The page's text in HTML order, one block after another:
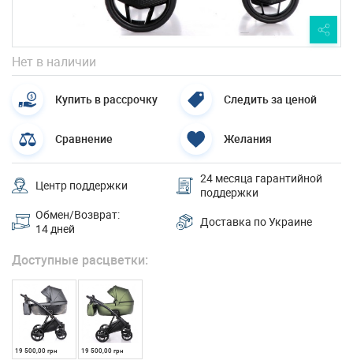
Нет в наличии
Купить в рассрочку Следить за ценой
Сравнение Желания
Центр поддержки
24 месяца гарантийной
поддержки
Обмен/Возврат:
14 дней
Доставка по Украине
Доступные расцветки:
19 500,00 грн 19 500,00 грн